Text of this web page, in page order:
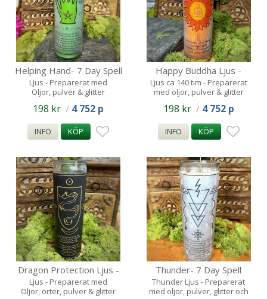
Helping Hand- 7 Day Spell
Candle - 140tim
Ljus - Preparerat med
Oljor, pulver & glitter
198 kr / 4 752 p
INFO KÖP
Happy Buddha Ljus -
140tim
Ljus ca 140 tim - Preparerat
med oljor, pulver & glitter
198 kr / 4 752 p
INFO KÖP
Dragon Protection Ljus -
140tim
Ljus - Preparerat med
Oljor, örter, pulver & glitter
Thunder- 7 Day Spell
Candle- 140tim
Thunder Ljus - Preparerat
med oljor, pulver, glitter och